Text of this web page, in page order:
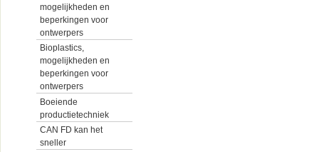
mogelijkheden en
beperkingen voor
ontwerpers
Bioplastics,
mogelijkheden en
beperkingen voor
ontwerpers
Boeiende
productietechniek
CAN FD kan het
sneller